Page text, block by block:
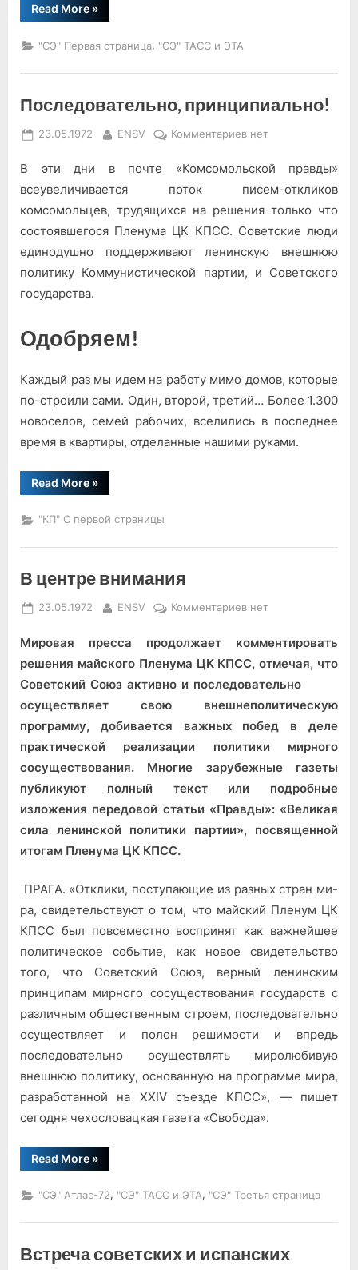
Read More“Курсом
XXIV
партии”
»
"СЭ" Первая страница, "СЭ" ТАСС и ЭТА
Последовательно, принципиально!
Posted
23.05.1972 By
ENSV Комментариевк
Последовательно,
принципиально!
нет
В эти дни в почте «Комсомольской правды»
всеувеличивается поток писем-откликов
комсомольцев, трудящих­ся на решения только что
состоявшегося Пленума ЦК КПСС. Советские люди
единодушно поддерживают ленин­скую внешнюю
политику Коммунистической партии, и Советского
государства.
Одобряем!
Каждый раз мы идем на ра­боту мимо домов, которые
по-строили сами. Один, второй, третий… Более 1.300
новосе­лов, семей рабочих, вселились в последнее
время в квартиры, отделанные наши­ми руками.
Read More“Последовательно,
принципиально!”
»
"КП" С первой страницы
В центре внимания
Posted
23.05.1972 By
ENSV Комментариевк
В
центре
нет
Мировая пресса продолжа­ет комментировать
реше­ния майского Пленума ЦК КПСС, отмечая, что
Совет­ский Союз активно и после­довательно
осуществляет свою внешнеполитическую
программу, добивается важ­ных побед в деле
практиче­ской реализации политики мирного
сосуществования. Многие зарубежные газеты
публикуют полный текст или подробные
изложения пере­довой статьи «Правды»: «Ве­ликая
сила ленинской поли­тики партии», посвященной
итогам Пленума ЦК КПСС.
ПРАГА. «Отклики, посту­пающие из разных стран ми­
ра, свидетельствуют о том, что майский Пленум ЦК
КПСС был повсеместно вос­принят как важнейшее
по­литическое событие, как но­вое свидетельство
того, что Советский Союз, верный ле­нинским
принципам мирного сосуществования государств с
различным общественным строем, последовательно
осу­ществляет и полон решимости и впредь
последовательно осуществлять миролюбивую
внешнюю политику, основан­ную на программе мира,
раз­работанной на XXIV съезде КПСС», — пишет
сегодня че­хословацкая газета «Свобо­да».
Read More“В
центре
»
"СЭ" Атлас-72, "СЭ" ТАСС и ЭТА, "СЭ" Третья страница
Встреча советских и испанских